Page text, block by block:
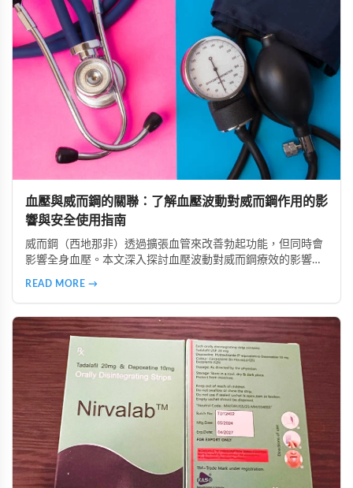
血壓與威而鋼的關聯：了解血壓波動對威而鋼作用的影
響與安全使用指南
威而鋼（西地那非）透過擴張血管來改善勃起功能，但同時會
影響全身血壓。本文深入探討血壓波動對威而鋼療效的影響，
在兼顧安全的前提下提升性生活品質。
READ MORE →